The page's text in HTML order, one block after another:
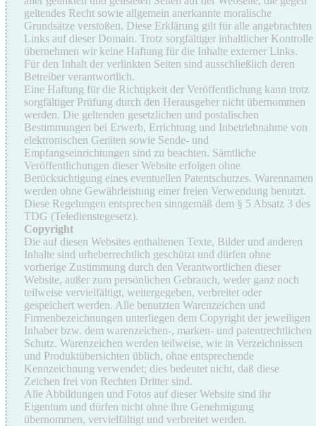
geltendes Recht sowie allgemein anerkannte moralische
Grundsätze verstoßen. Diese Erklärung gilt für alle angebrachten
Links auf dieser Domain. Trotz sorgfältiger inhaltlicher Kontrolle
übernehmen wir keine Haftung für die Inhalte externer Links.
Für den Inhalt der verlinkten Seiten sind ausschließlich deren
Betreiber verantwortlich.
Eine Haftung für die Richtigkeit der Veröffentlichung kann trotz
sorgfältiger Prüfung durch den Herausgeber nicht übernommen
werden. Die geltenden gesetzlichen und postalischen
Bestimmungen bei Erwerb, Errichtung und Inbetriebnahme von
elektronischen Geräten sowie Sende- und
Empfangseinrichtungen sind zu beachten. Sämtliche
Veröffentlichungen dieser Website erfolgen ohne
Berücksichtigung eines eventuellen Patentschutzes. Warennamen
werden ohne Gewährleistung einer freien Verwendung benutzt.
Diese Regelungen entsprechen sinngemäß dem § 5 Absatz 3 des
TDG (Teledienstegesetz).
Copyright
Die auf diesen Websites enthaltenen Texte, Bilder und anderen
Inhalte sind urheberrechtlich geschützt und dürfen ohne
vorherige Zustimmung durch den Verantwortlichen dieser
Website, außer zum persönlichen Gebrauch, weder ganz noch
teilweise vervielfältigt, weitergegeben, verbreitet oder
gespeichert werden. Alle benutzten Warenzeichen und
Firmenbezeichnungen unterliegen dem Copyright der jeweiligen
Inhaber bzw. dem warenzeichen-, marken- und patentrechtlichen
Schutz. Warenzeichen werden teilweise, wie in Verzeichnissen
und Produktübersichten üblich, ohne entsprechende
Kennzeichnung verwendet; dies bedeutet nicht, daß diese
Zeichen frei von Rechten Dritter sind.
Alle Abbildungen und Fotos auf dieser Website sind ihr
Eigentum und dürfen nicht ohne ihre Genehmigung
übernommen, vervielfältigt und verbreitet werden.